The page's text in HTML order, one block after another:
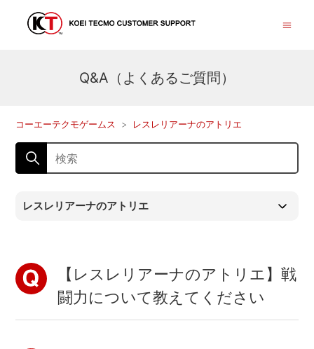
Q&A（よくあるご質問）
コーエーテクモゲームス レスレリアーナのアトリエ
レスレリアーナのアトリエ
【レスレリアーナのアトリエ】戦
闘力について教えてください